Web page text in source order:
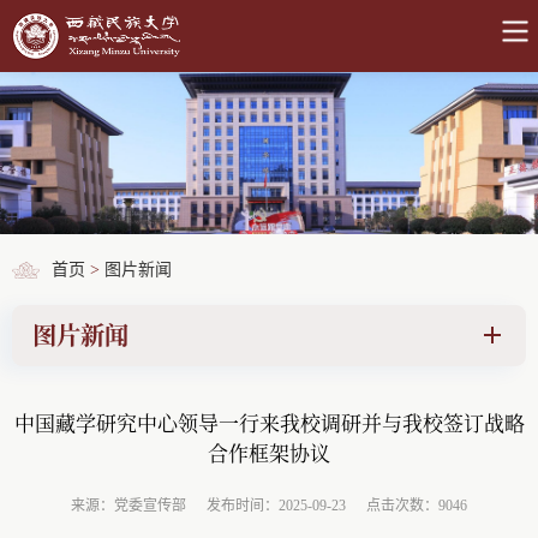
首页 > 图片新闻
图片新闻
中国藏学研究中心领导一行来我校调研并与我校签订战略
合作框架协议
来源：党委宣传部 发布时间：2025-09-23 点击次数：9046